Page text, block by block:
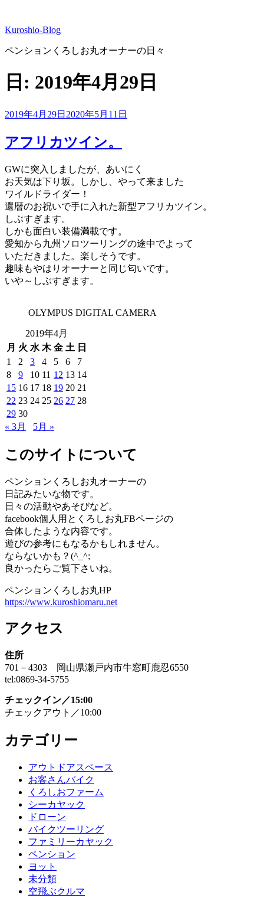
テ
ン
へ
ス
ッ
プ
Kuroshio-Blog
ペンションくろしお丸オーナーの日々
日: 2019年4月29日
投
日:
2019年4月29日 2020年5月11日
アフリカツイン。
GWに突入しましたが、あいにく
お天気は下り坂。しかし、やって来ました
ワイルドライダー！
還暦のお祝いで手に入れた新型アフリカツイン。
しぶすぎます。
しかも面白い装備満載です。
愛知から九州ソロツーリングの途中でよって
いただきました。楽しそうです。
趣味もやはりオーナーと同じ匂いです。
いや～しぶすぎます。
OLYMPUS DIGITAL CAMERA
2019年4月
月 火 水 木 金 土 日
1
2 3 4 5 6
7
8
9 10 11 12 13 14
15 16 17 18 19 20 21
22 23 24 25 26 27 28
29 30
« 3月
5月 »
このサイトについて
ペンションくろしお丸オーナーの
日記みたいな物です。
日々の活動やあそびなど。
facebook個人用とくろしお丸FBページの
合体したような内容です。
遊びの参考にもなるかもしれません。
ならないかも？(^_^;
良かったらご覧下さいね。
ペンションくろしお丸HP
https://www.kuroshiomaru.net
アクセス
住所
701－4303 岡山県瀬戸内市牛窓町鹿忍6550
tel:0869-34-5755
チェックイン／15:00
チェックアウト／10:00
カテゴリー
アウトドアスペース
お客さんバイク
くろしおファーム
シーカヤック
ドローン
バイクツーリング
ファミリーカヤック
ペンション
ヨット
未分類
空飛ぶクルマ